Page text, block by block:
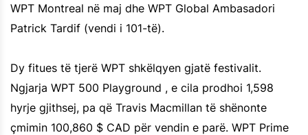
WPT Montreal në maj dhe WPT Global Ambasadori
Patrick Tardif (vendi i 101-të).
Dy fitues të tjerë WPT shkëlqyen gjatë festivalit.
Ngjarja WPT 500 Playground , e cila prodhoi 1,598
hyrje gjithsej, pa që Travis Macmillan të shënonte
çmimin 100,860 $ CAD për vendin e parë. WPT Prime